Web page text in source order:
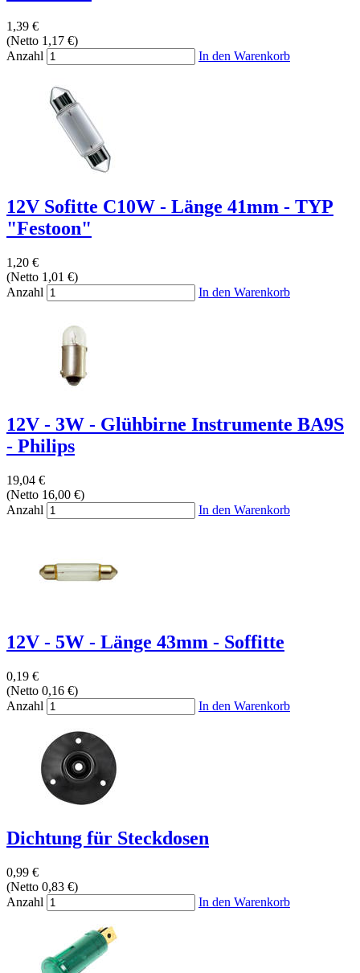
1,39 €
(Netto 1,17 €)
Anzahl
In den Warenkorb
12V Sofitte C10W - Länge 41mm - TYP
"Festoon"
1,20 €
(Netto 1,01 €)
Anzahl
In den Warenkorb
12V - 3W - Glühbirne Instrumente BA9S
- Philips
19,04 €
(Netto 16,00 €)
Anzahl
In den Warenkorb
12V - 5W - Länge 43mm - Soffitte
0,19 €
(Netto 0,16 €)
Anzahl
In den Warenkorb
Dichtung für Steckdosen
0,99 €
(Netto 0,83 €)
Anzahl
In den Warenkorb